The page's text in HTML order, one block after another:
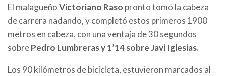
El malagueñoVictoriano Raso pronto tomó la cabeza
de carrera nadando, y completó estos primeros 1900
metros en cabeza, con una ventaja de 30 segundos
sobrePedro Lumbreras y 1’14 sobre Javi Iglesias.
Los 90 kilómetros de bicicleta, estuvieron marcados al